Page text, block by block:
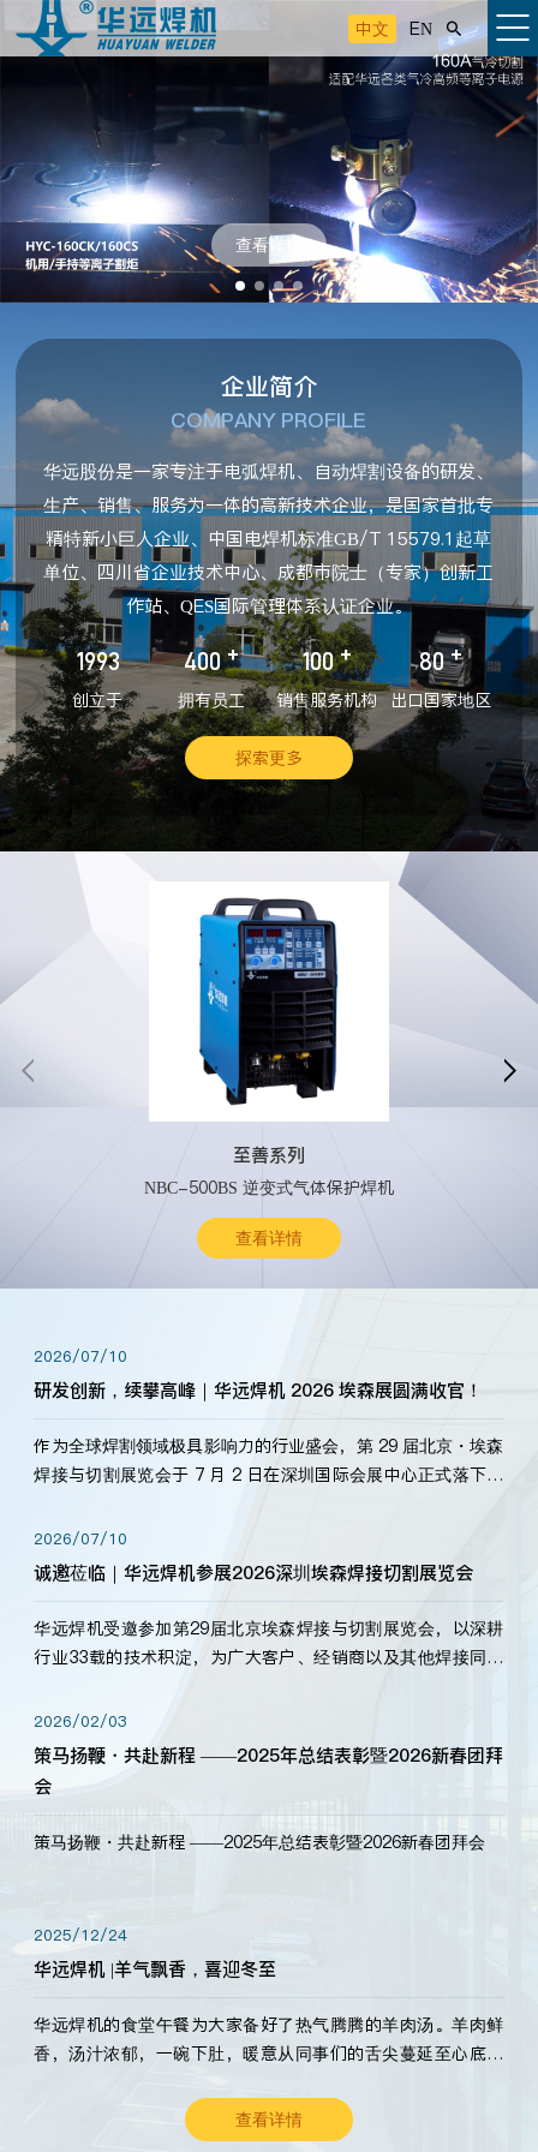
中文 EN 
查看详情
企业简介
COMPANY PROFILE
华远股份是一家专注于电弧焊机、自动焊割设备的研发、
生产、销售、服务为一体的高新技术企业，是国家首批专
精特新小巨人企业、中国电焊机标准GB/T 15579.1起草
单位、四川省企业技术中心、成都市院士（专家）创新工
作站、QES国际管理体系认证企业。
1993
创立于
400 +
拥有员工
100 +
销售服务机构
80 +
出口国家地区
探索更多
至善系列
NBC-500BS 逆变式气体保护焊机
查看详情
 
2026/07/10
研发创新，续攀高峰｜华远焊机 2026 埃森展圆满收官！
作为全球焊割领域极具影响力的行业盛会，第 29 届北京・埃森
焊接与切割展览会于 7 月 2 日在深圳国际会展中心正式落下帷
标准，持之以恒研发新产品、新技术。新老客户、行业伙伴、
海内外客户为目睹公司发布的新产…
2026/07/10
诚邀莅临｜华远焊机参展2026深圳埃森焊接切割展览会
华远焊机受邀参加第29届北京埃森焊接与切割展览会，以深耕
行业33载的技术积淀，为广大客户、经销商以及其他焊接同仁
2026/02/03
策马扬鞭・共赴新程 ——2025年总结表彰暨2026新春团拜
会
策马扬鞭・共赴新程 ——2025年总结表彰暨2026新春团拜会
2025/12/24
华远焊机 |羊气飘香，喜迎冬至
华远焊机的食堂午餐为大家备好了热气腾腾的羊肉汤。羊肉鲜
香，汤汁浓郁，一碗下肚，暖意从同事们的舌尖蔓延至心底。
查看详情